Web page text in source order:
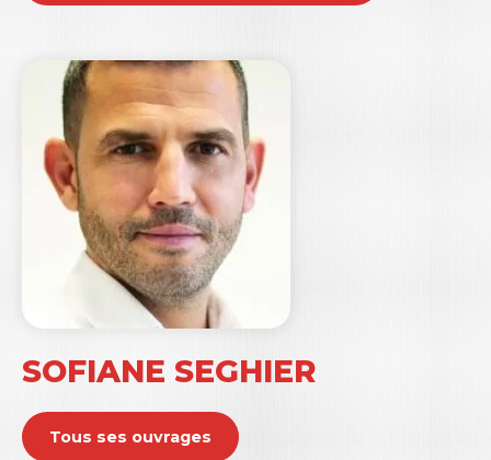
SOFIANE SEGHIER
Tous ses ouvrages